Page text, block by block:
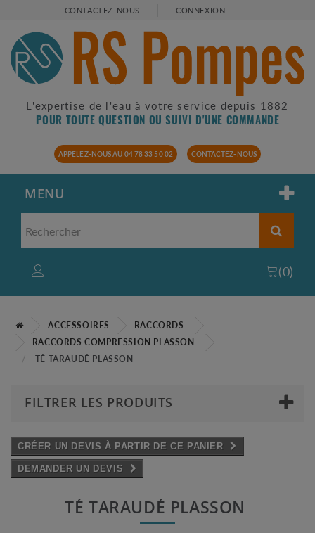
CONTACTEZ-NOUS CONNEXION
L'expertise de l'eau à votre service depuis 1882
POUR TOUTE QUESTION OU SUIVI D'UNE COMMANDE
APPELEZ-NOUS AU 04 78 33 50 02 CONTACTEZ-NOUS
MENU
(0)
ACCESSOIRES
RACCORDS
RACCORDS COMPRESSION PLASSON
TÉ TARAUDÉ PLASSON
FILTRER LES PRODUITS
CRÉER UN DEVIS À PARTIR DE CE PANIER
DEMANDER UN DEVIS
TÉ TARAUDÉ PLASSON